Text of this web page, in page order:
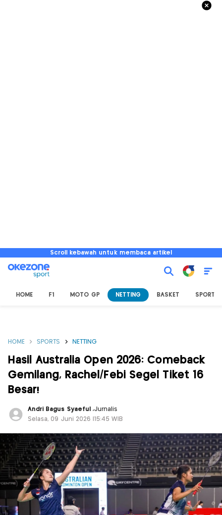
Scroll kebawah untuk membaca artikel
HOME F1 MOTO GP NETTING BASKET SPORT
HOME SPORTS NETTING
Hasil Australia Open 2026: Comeback
Gemilang, Rachel/Febi Segel Tiket 16
Besar!
Andri Bagus Syaeful ,Jurnalis
Selasa, 09 Juni 2026 |15:45 WIB